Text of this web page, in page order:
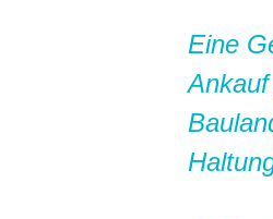
Eine